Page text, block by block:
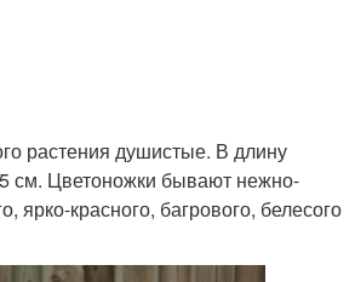
растения душистые. В длину
см. Цветоножки бывают нежно-
ярко-красного, багрового, белесого